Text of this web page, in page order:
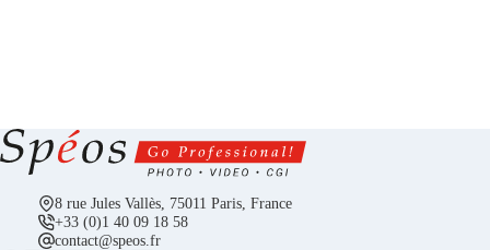
8 rue Jules Vallès, 75011 Paris, France
+33 (0)1 40 09 18 58
contact@speos.fr